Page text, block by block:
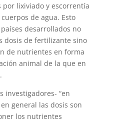
lixiviado y escorrentía
de agua. Esto
desarrollados no
dosis de fertilizante sino
de nutrientes en forma
animal de la que en
investigadores- “en
general las dosis son
los nutrientes